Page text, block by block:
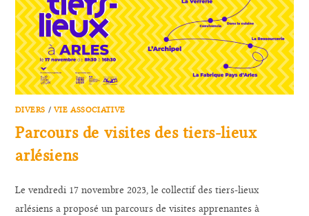
DIVERS / VIE ASSOCIATIVE
Parcours de visites des tiers-lieux
arlésiens
Le vendredi 17 novembre 2023, le collectif des tiers-lieux
arlésiens a proposé un parcours de visites apprenantes à